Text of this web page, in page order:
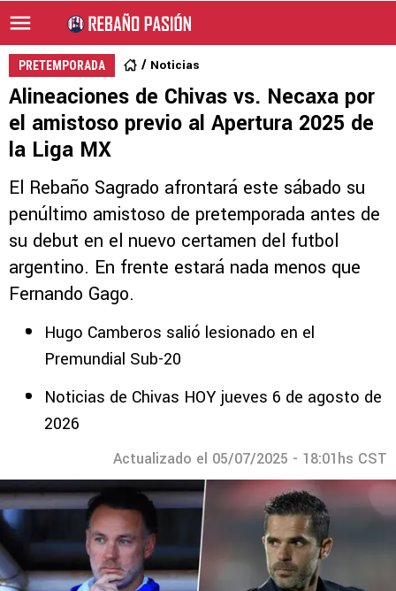
PRETEMPORADA Noticias
Alineaciones de Chivas vs. Necaxa por
el amistoso previo al Apertura 2025 de
la Liga MX
El Rebaño Sagrado afrontará este sábado su
penúltimo amistoso de pretemporada antes de
su debut en el nuevo certamen del futbol
argentino. En frente estará nada menos que
Fernando Gago.
Hugo Camberos salió lesionado en el
Premundial Sub-20
Noticias de Chivas HOY jueves 6 de agosto de
2026
Actualizado el 05/07/2025 - 18:01hs CST